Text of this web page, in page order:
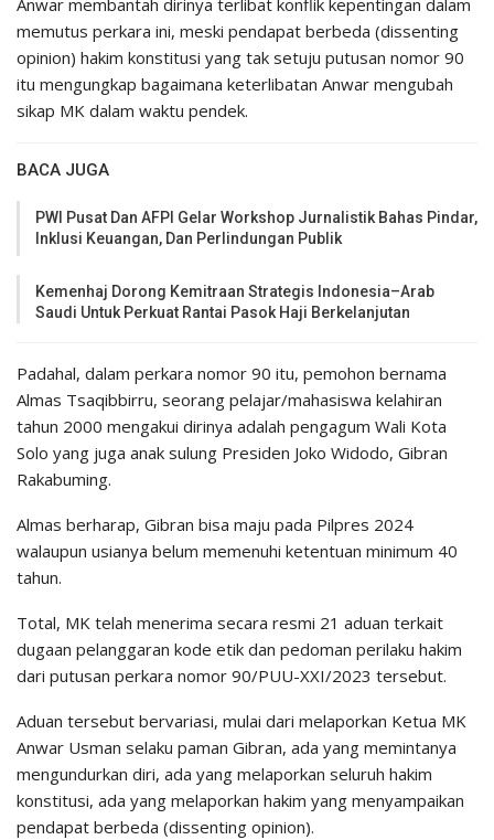
Anwar membantah dirinya terlibat konflik kepentingan dalam
memutus perkara ini, meski pendapat berbeda (dissenting
opinion) hakim konstitusi yang tak setuju putusan nomor 90
itu mengungkap bagaimana keterlibatan Anwar mengubah
sikap MK dalam waktu pendek.
BACA JUGA
PWI Pusat Dan AFPI Gelar Workshop Jurnalistik Bahas Pindar,
Inklusi Keuangan, Dan Perlindungan Publik
Kemenhaj Dorong Kemitraan Strategis Indonesia–Arab
Saudi Untuk Perkuat Rantai Pasok Haji Berkelanjutan
Padahal, dalam perkara nomor 90 itu, pemohon bernama
Almas Tsaqibbirru, seorang pelajar/mahasiswa kelahiran
tahun 2000 mengakui dirinya adalah pengagum Wali Kota
Solo yang juga anak sulung Presiden Joko Widodo, Gibran
Rakabuming.
Almas berharap, Gibran bisa maju pada Pilpres 2024
walaupun usianya belum memenuhi ketentuan minimum 40
tahun.
Total, MK telah menerima secara resmi 21 aduan terkait
dugaan pelanggaran kode etik dan pedoman perilaku hakim
dari putusan perkara nomor 90/PUU-XXI/2023 tersebut.
Aduan tersebut bervariasi, mulai dari melaporkan Ketua MK
Anwar Usman selaku paman Gibran, ada yang memintanya
mengundurkan diri, ada yang melaporkan seluruh hakim
konstitusi, ada yang melaporkan hakim yang menyampaikan
pendapat berbeda (dissenting opinion).